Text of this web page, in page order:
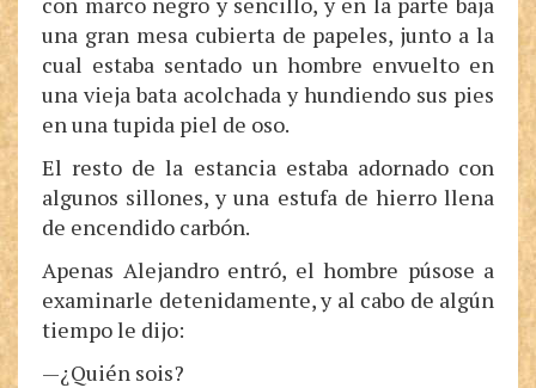
una gran mesa cubierta de papeles, junto a la
cual estaba sentado un hombre envuelto en
una vieja bata acolchada y hundiendo sus pies
en una tupida piel de oso.
El resto de la estancia estaba adornado con
algunos sillones, y una estufa de hierro llena
de encendido carbón.
Apenas Alejandro entró, el hombre púsose a
examinarle detenidamente, y al cabo de algún
tiempo le dijo:
—¿Quién sois?